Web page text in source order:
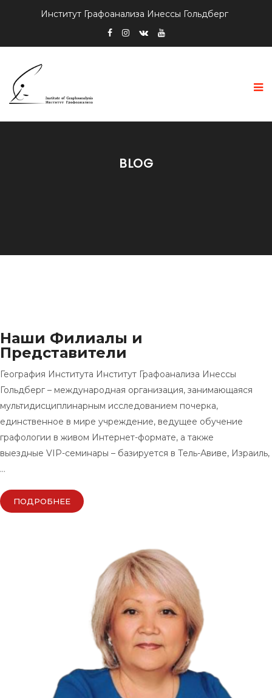
Институт Графоанализа Инессы Гольдберг
BLOG
Наши Филиалы и
Представители
География Института Институт Графоанализа Инессы
Гольдберг – международная организация, занимающаяся
мультидисциплинарным исследованием почерка,
единственное в мире учреждение, ведущее обучение
графологии в живом Интернет-формате, а также
выездные VIP-семинары – базируется в Тель-Авиве, Израиль,
…
ПОДРОБНЕЕ